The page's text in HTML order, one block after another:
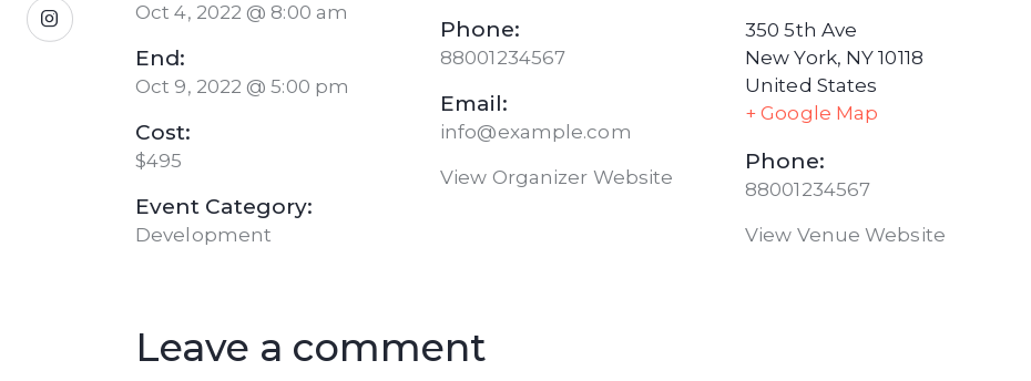
Oct 4, 2022 @ 8:00 am
End:
Oct 9, 2022 @ 5:00 pm
Cost:
$495
Event Category:
Development
Phone:
88001234567
Email:
info@example.com
View Organizer Website
350 5th Ave
New York, NY 10118
United States
+ Google Map
Phone:
88001234567
View Venue Website
Leave a comment